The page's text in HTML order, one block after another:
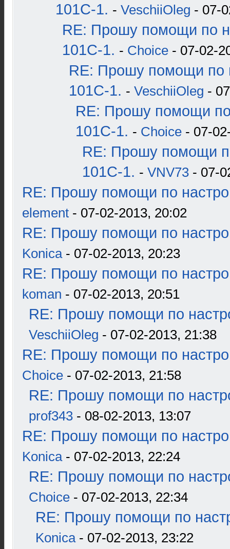
101С-1. - VeschiiOleg - 07-
RE: Прошу помощи по
101С-1. - Choice - 07-02-
RE: Прошу помощи по
101С-1. - VeschiiOleg -
RE: Прошу помощи
101С-1. - Choice - 07-
RE: Прошу помощи
101С-1. - VNV73 - 07-
RE: Прошу помощи по
element - 07-02-2013, 20:02
RE: Прошу помощи по
Konica- 07-02-2013, 20:23
RE: Прошу помощи по
koman - 07-02-2013, 20:51
RE: Прошу помощи по
VeschiiOleg - 07-02-2013, 21:38
RE: Прошу помощи по
Choice - 07-02-2013, 21:58
RE: Прошу помощи по
prof343 - 08-02-2013, 13:07
RE: Прошу помощи по
Konica- 07-02-2013, 22:24
RE: Прошу помощи по
Choice - 07-02-2013, 22:34
RE: Прошу помощи по
Konica- 07-02-2013, 23:22